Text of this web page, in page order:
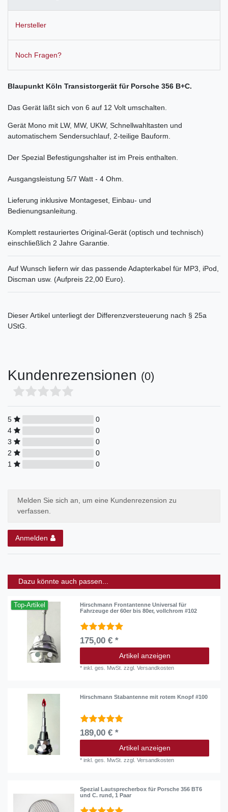
Hersteller
Noch Fragen?
Blaupunkt Köln Transistorgerät für Porsche 356 B+C.
Das Gerät läßt sich von 6 auf 12 Volt umschalten.
Gerät Mono mit LW, MW, UKW, Schnellwahltasten und
automatischem Sendersuchlauf, 2-teilige Bauform.
Der Spezial Befestigungshalter ist im Preis enthalten.
Ausgangsleistung 5/7 Watt - 4 Ohm.
Lieferung inklusive Montageset, Einbau- und
Bedienungsanleitung.
Komplett restauriertes Original-Gerät (optisch und technisch)
einschließlich 2 Jahre Garantie.
Auf Wunsch liefern wir das passende Adapterkabel für MP3, iPod,
Discman usw. (Aufpreis 22,00 Euro).
Dieser Artikel unterliegt der Differenzversteuerung nach § 25a
UStG.
Kundenrezensionen (0)
5
0
4
0
3
0
2
0
1
0
Melden Sie sich an, um eine Kundenrezension zu
verfassen.
Anmelden
Dazu könnte auch passen...
Top-Artikel
Hirschmann Frontantenne Universal für
Fahrzeuge der 60er bis 80er, vollchrom #102
175,00 € *
Artikel anzeigen
*inkl. ges. MwSt. zzgl.Versandkosten
Hirschmann Stabantenne mit rotem Knopf #100
189,00 € *
Artikel anzeigen
*inkl. ges. MwSt. zzgl.Versandkosten
Spezial Lautsprecherbox für Porsche 356 BT6
und C. rund, 1 Paar